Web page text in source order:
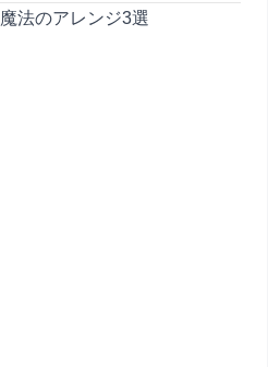
法のアレンジ3選